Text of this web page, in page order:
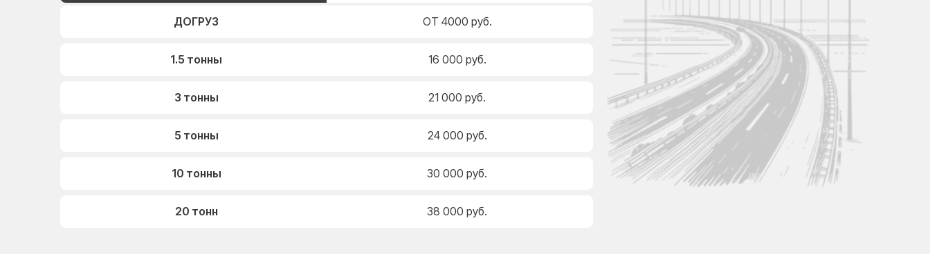
ДОГРУЗ ОТ 4000 руб.
1.5 тонны 16 000 руб.
3 тонны 21 000 руб.
5 тонны 24 000 руб.
10 тонны 30 000 руб.
20 тонн 38 000 руб.